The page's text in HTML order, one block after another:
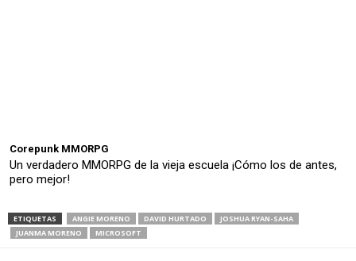
Corepunk MMORPG
Un verdadero MMORPG de la vieja escuela ¡Cómo los de antes,
pero mejor!
ETIQUETAS ANGIE MORENO DAVID HURTADO
JOSHUA RYAN-SAHA
JUANMA MORENO
MICROSOFT